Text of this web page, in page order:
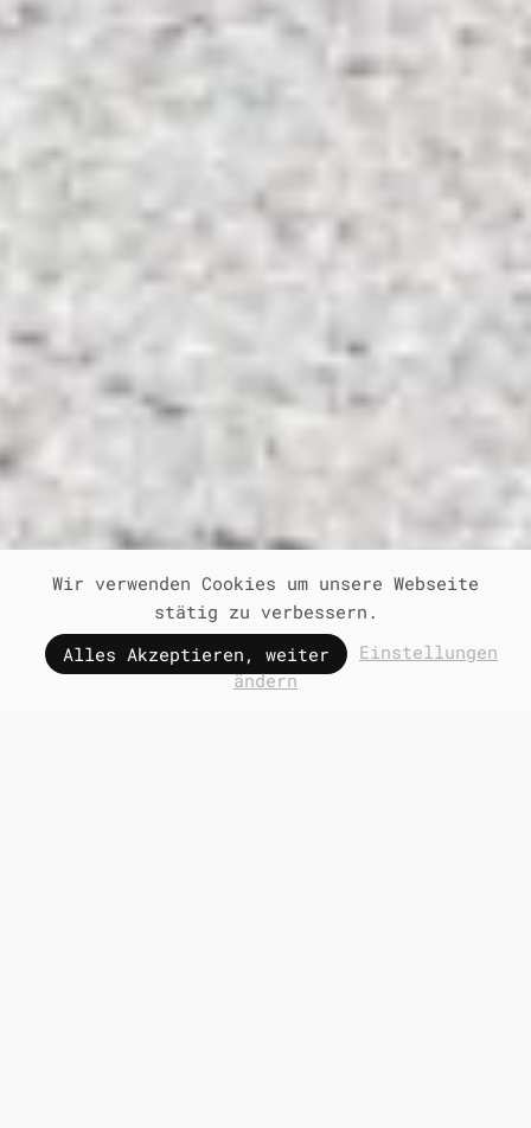
UNVERBINDLICH ANFRAGEN
Wir verwenden Cookies um unsere Webseite
stätig zu verbessern.
Alles Akzeptieren, weiter
Einstellungen
ändern